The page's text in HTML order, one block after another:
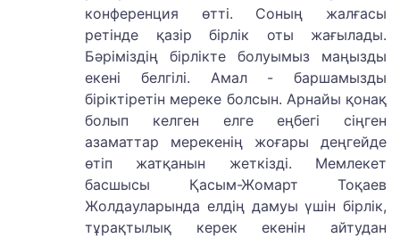
конференция өтті. Соның жалғасы
ретінде қазір бірлік оты жағылады.
Бәріміздің бірлікте болуымыз маңызды
екені белгілі. Амал - баршамызды
біріктіретін мереке болсын. Арнайы қонақ
болып келген елге еңбегі сіңген
азаматтар мерекенің жоғары деңгейде
өтіп жатқанын жеткізді. Мемлекет
басшысы Қасым-Жомарт Тоқаев
Жолдауларында елдің дамуы үшін бірлік,
тұрақтылық керек екенін айтудан